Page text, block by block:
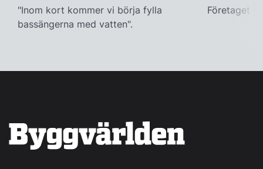
"Inom kort kommer vi börja fylla
bassängerna med vatten".
Företaget